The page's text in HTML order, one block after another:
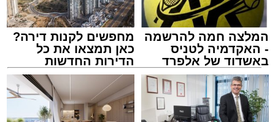
צילום: דוברות איחוד הצלה
מערכת האתר / 15:39 07.08.26
המלצה חמה להרשמה
- האקדמיה לטניס
באשדוד של אלפרד
קריאולנסקי - לילדים
מחפשים לקנות דירה?
כאן תמצאו את כל
הדירות החדשות
למכירה באשדוד >>>